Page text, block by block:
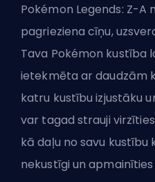
Pokémon Legends: Z-A
pagrieziena cīņu,
Tava Pokémon kustība
ietekmēta ar daudzām
katru kustību izjustāku
var tagad strauji
kā daļu no savu
nekustīgi un